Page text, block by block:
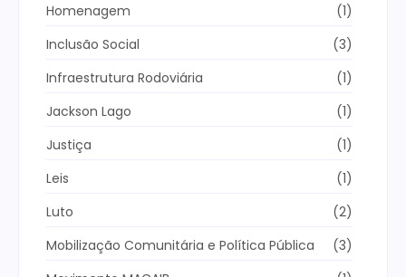
Homenagem
(1)
Inclusão Social
(3)
Infraestrutura Rodoviária
(1)
Jackson Lago
(1)
Justiça
(1)
Leis
(1)
Luto
(2)
Mobilização Comunitária e Política Pública
(3)